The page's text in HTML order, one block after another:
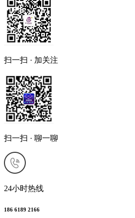
扫一扫 · 加关注
扫一扫 · 聊一聊
24小时热线
186 6189 2166